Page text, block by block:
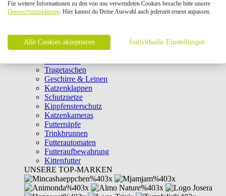
Intelligenzspielzeug
Laserpointer & Elektrospielzeug
Clicker & Target Sticks für Katzen
Weiteres Katzenspielzeug
Transportboxen
Tragetaschen
Geschirre & Leinen
Katzenklappen
Schutznetze
Kippfensterschutz
Katzenkameras
Futternäpfe
Trinkbrunnen
Futterautomaten
Futteraufbewahrung
Kittenfutter
UNSERE TOP-MARKEN
Für weitere Informationen zu den von uns verwendeten Cookies besuche bitte unsere
Datenschutzerklärung. Hier kannst du Deine Auswahl auch jederzeit erneut anpassen.
Alle Cookies akzeptieren Individuelle Einstellungen